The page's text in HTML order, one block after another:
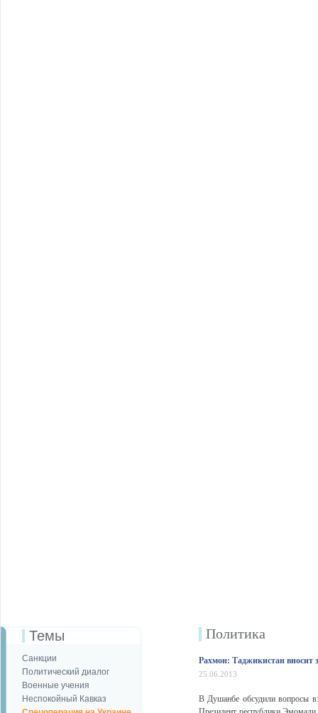
Темы
Санкции
Политический диалог
Военные учения
Неспокойный Кавказ
Политика
Рахмон: Таджикистан вносит
25.06.2013
В Душанбе обсудили вопросы